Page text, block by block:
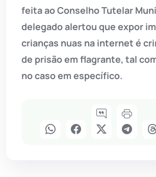
feita ao Conselho Tutelar
delegado alertou que expor
crianças nuas na internet é
de prisão em flagrante, tal
no caso em específico.